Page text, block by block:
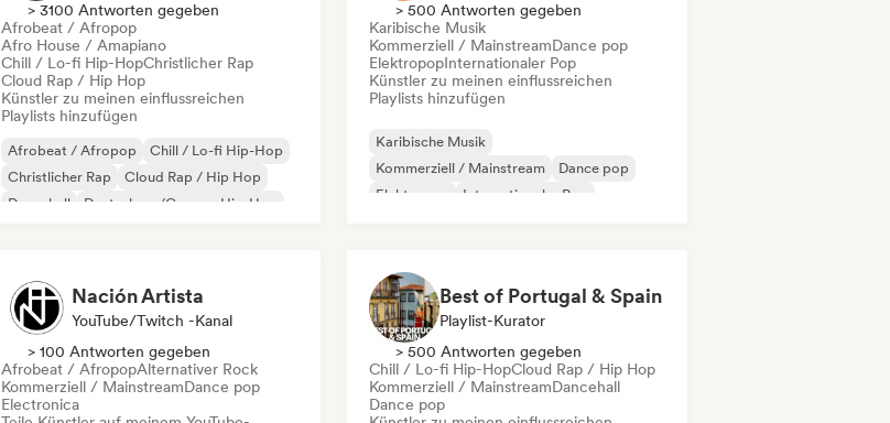
> 3100 Antworten gegeben
Afrobeat / Afropop
Afro House / Amapiano
Chill / Lo-fi Hip-HopChristlicher Rap
Cloud Rap / Hip Hop
Künstler zu meinen einflussreichen
Playlists hinzufügen
Afrobeat / Afropop
Chill / Lo-fi Hip-Hop
Christlicher Rap
Cloud Rap / Hip Hop
Dancehall
Deutschrap/German Hip-Hop
> 500 Antworten gegeben
Karibische Musik
Kommerziell / MainstreamDance pop
ElektropopInternationaler Pop
Künstler zu meinen einflussreichen
Playlists hinzufügen
Karibische Musik
Kommerziell / Mainstream
Dance pop
Elektropop
Internationaler Pop
Nación Artista
YouTube/Twitch -Kanal
> 100 Antworten gegeben
Afrobeat / AfropopAlternativer Rock
Kommerziell / MainstreamDance pop
Electronica
Best of Portugal & Spain
Playlist-Kurator
> 500 Antworten gegeben
Chill / Lo-fi Hip-HopCloud Rap / Hip Hop
Kommerziell / MainstreamDancehall
Dance pop